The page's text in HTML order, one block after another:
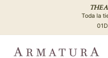
contenido
THE
Toda la tienda
01D :